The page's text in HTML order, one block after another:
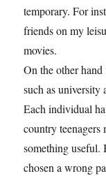
temporary. For
friends on my
movies.
On the other
such as university
Each individual
country
something useful.
chosen a wrong